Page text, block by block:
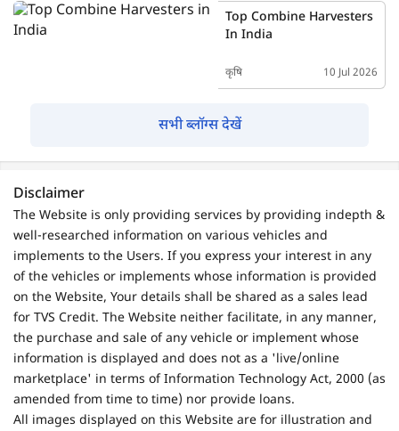
Top Combine Harvesters
In India
कृषि 10 Jul 2026
सभी ब्लॉग्स देखें
Disclaimer
The Website is only providing services by providing indepth &
well-researched information on various vehicles and
implements to the Users. If you express your interest in any
of the vehicles or implements whose information is provided
on the Website, Your details shall be shared as a sales lead
for TVS Credit. The Website neither facilitate, in any manner,
the purchase and sale of any vehicle or implement whose
information is displayed and does not as a 'live/online
marketplace' in terms of Information Technology Act, 2000 (as
amended from time to time) nor provide loans.
All images displayed on this Website are for illustration and